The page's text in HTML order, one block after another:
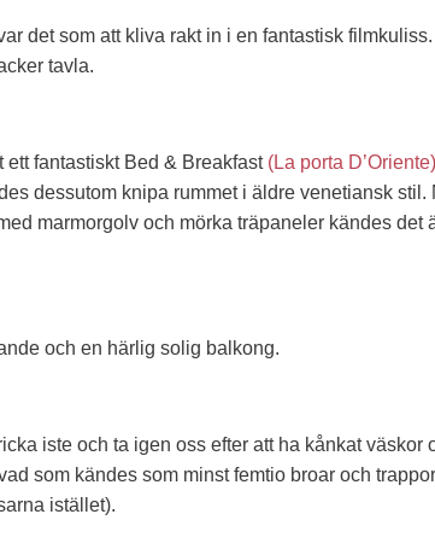
det som att kliva rakt in i en fantastisk
tavla.
fantastiskt Bed & Breakfast (La porta D’Oriente)
dessutom knipa rummet i äldre venetiansk stil.
marmorgolv och mörka träpaneler kändes det
och en härlig solig balkong.
iste och ta igen oss efter att ha kånkat väskor
som kändes som minst femtio broar och trappor
istället).